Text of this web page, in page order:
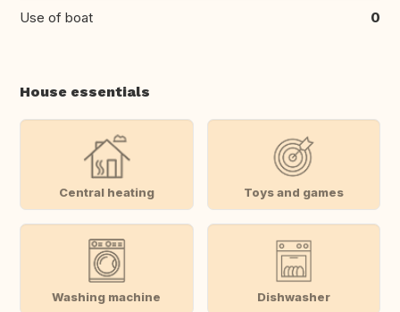
Use of boat 0
House essentials
Central heating Toys and games
Washing machine Dishwasher